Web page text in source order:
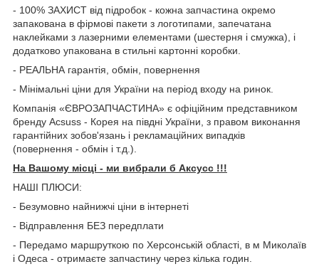
- 100% ЗАХИСТ від підробок - кожна запчастина окремо
запакована в фірмові пакети з логотипами, запечатана
наклейками з лазерними елементами (шестерня і смужка), і
додатково упакована в стильні картонні коробки.
- РЕАЛЬНА гарантія, обмін, повернення
- Мінімальні ціни для України на період входу на ринок.
Компанія «ЄВРОЗАПЧАСТИНА» є офіційним представником
бренду Acsuss - Корея на півдні України, з правом виконання
гарантійних зобов'язань і рекламаційних випадків
(повернення - обмін і т.д.).
На Вашому місці - ми вибрали б Aксусс !!!
НАШІ ПЛЮСИ:
- Безумовно найнижчі ціни в інтернеті
- Відправлення БЕЗ передплати
- Передамо маршруткою по Херсонській області, в м Миколаїв
і Одеса - отримаєте запчастину через кілька годин.